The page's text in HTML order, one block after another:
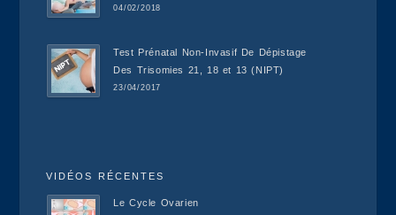
04/02/2018
Test Prénatal Non-Invasif De Dépistage
Des Trisomies 21, 18 et 13 (NIPT)
23/04/2017
VIDÉOS RÉCENTES
Le Cycle Ovarien